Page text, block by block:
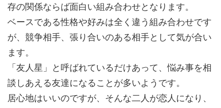
存の関係ならば面白い組み合わせとなります。
ベースである性格や好みは全く違う組み合わせです
が、競争相手、張り合いのある相手として気が合い
ます。
「友人星」と呼ばれているだけあって、悩み事を相
談しあえる友達になることが多いようです。
居心地はいいのですが、そんな二人が恋人になり、